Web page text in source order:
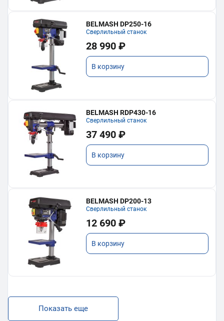
BELMASH DP250-16
Сверлильный станок
28 990 ₽
В корзину
BELMASH RDP430-16
Сверлильный станок
37 490 ₽
В корзину
BELMASH DP200-13
Сверлильный станок
12 690 ₽
В корзину
Показать еще